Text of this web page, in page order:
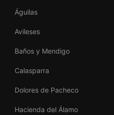
Águilas
Avileses
Baños y Mendigo
Calasparra
Dolores de Pacheco
Hacienda del Álamo